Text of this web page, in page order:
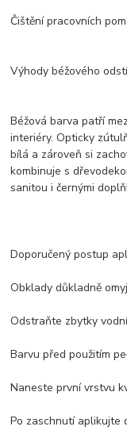
Čištění pracovních
Výhody béžového
Béžová barva patří
interiéry. Opticky
bílá a zároveň si
kombinuje s
sanitou i černými
Doporučený postup
Obklady důkladně
Odstraňte zbytky
Barvu před použitím
Naneste první vrstvu
Po zaschnutí aplikujte